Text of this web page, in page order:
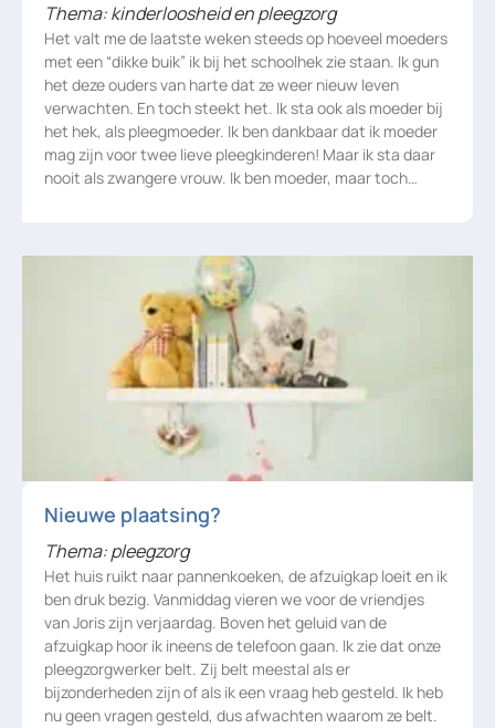
Thema: kinderloosheid en pleegzorg
Het valt me de laatste weken steeds op hoeveel moeders
met een “dikke buik” ik bij het schoolhek zie staan. Ik gun
het deze ouders van harte dat ze weer nieuw leven
verwachten. En toch steekt het. Ik sta ook als moeder bij
het hek, als pleegmoeder. Ik ben dankbaar dat ik moeder
mag zijn voor twee lieve pleegkinderen! Maar ik sta daar
nooit als zwangere vrouw. Ik ben moeder, maar toch…
Nieuwe plaatsing?
Thema: pleegzorg
Het huis ruikt naar pannenkoeken, de afzuigkap loeit en ik
ben druk bezig. Vanmiddag vieren we voor de vriendjes
van Joris zijn verjaardag. Boven het geluid van de
afzuigkap hoor ik ineens de telefoon gaan. Ik zie dat onze
pleegzorgwerker belt. Zij belt meestal als er
bijzonderheden zijn of als ik een vraag heb gesteld. Ik heb
nu geen vragen gesteld, dus afwachten waarom ze belt.